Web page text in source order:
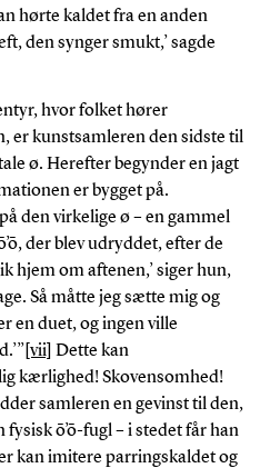
hørte kaldet fra en anden
den synger smukt,’ sagde
hvor folket hører
er kunstsamleren den sidste til
ø. Herefter begynder en jagt
er bygget på.
den virkelige ø – en gammel
der blev udryddet, efter de
hjem om aftenen,’ siger hun,
Så måtte jeg sætte mig og
en duet, og ingen ville
[vii] Dette kan
kærlighed! Skovensomhed!
samleren en gevinst til den,
ō’ō-fugl – i stedet får han
kan imitere parringskaldet og